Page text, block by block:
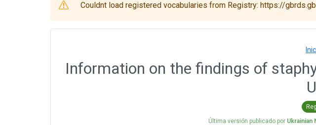
Couldnt load registered vocabularies from Registry: https://
Information on the findings of
Última versión publicado por Ukrainian